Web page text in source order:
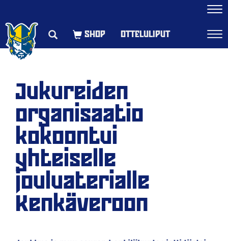
OTTELULIPUT
Jukureiden
organisaatio
kokoontui
yhteiselle
jouluaterialle
Kenkäveroon